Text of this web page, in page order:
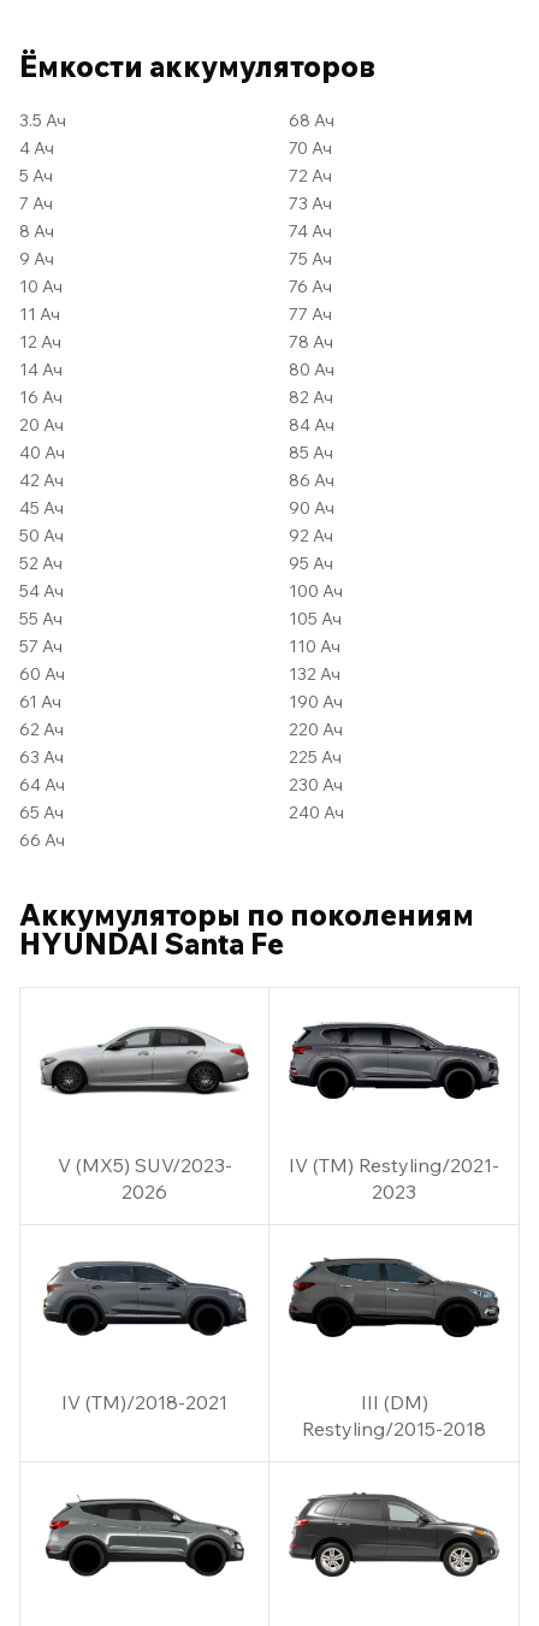
Ёмкости аккумуляторов
3.5 Ач
4 Ач
5 Ач
7 Ач
8 Ач
9 Ач
10 Ач
11 Ач
12 Ач
14 Ач
16 Ач
20 Ач
40 Ач
42 Ач
45 Ач
50 Ач
52 Ач
54 Ач
55 Ач
57 Ач
60 Ач
61 Ач
62 Ач
63 Ач
64 Ач
65 Ач
66 Ач
68 Ач
70 Ач
72 Ач
73 Ач
74 Ач
75 Ач
76 Ач
77 Ач
78 Ач
80 Ач
82 Ач
84 Ач
85 Ач
86 Ач
90 Ач
92 Ач
95 Ач
100 Ач
105 Ач
110 Ач
132 Ач
190 Ач
220 Ач
225 Ач
230 Ач
240 Ач
Аккумуляторы по поколениям
HYUNDAI Santa Fe
V (MX5) SUV/2023-
2026
IV (TM) Restyling/2021-
2023
IV (TM)/2018-2021
III (DM)
Restyling/2015-2018